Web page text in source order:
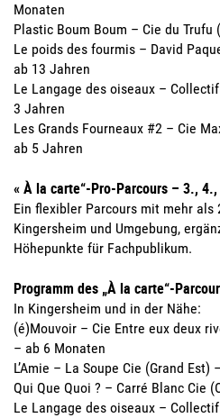
Monaten
Plastic Boum Boum – Cie du Trufu
Le poids des fourmis – David
ab 13 Jahren
Le Langage des oiseaux –
3 Jahren
Les Grands Fourneaux #2 – Cie
ab 5 Jahren
« À la carte“-Pro-Parcours – 3.,
Ein flexibler Parcours mit mehr als
Kingersheim und Umgebung,
Höhepunkte für Fachpublikum.
Programm des „À la carte“-
In Kingersheim und in der Nähe:
(é)Mouvoir – Cie Entre eux deux
– ab 6 Monaten
L’Amie – La Soupe Cie (Grand Est)
Qui Que Quoi ? – Carré Blanc Cie
Le Langage des oiseaux –